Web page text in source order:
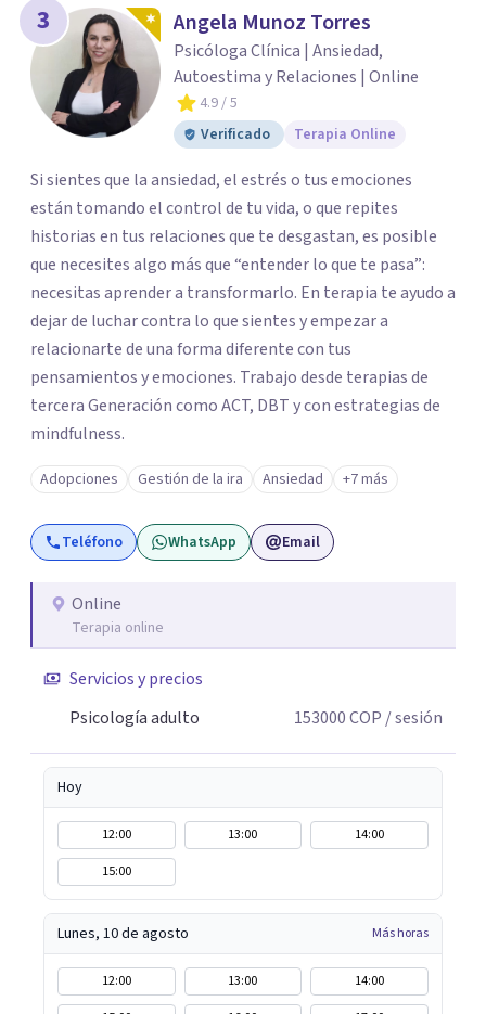
3 Angela Munoz Torres
Psicóloga Clínica | Ansiedad,
Autoestima y Relaciones | Online
4.9/ 5
Verificado
Terapia Online
Si sientes que la ansiedad, el estrés o tus emociones
están tomando el control de tu vida, o que repites
historias en tus relaciones que te desgastan, es posible
que necesites algo más que “entender lo que te pasa”:
necesitas aprender a transformarlo. En terapia te ayudo a
dejar de luchar contra lo que sientes y empezar a
relacionarte de una forma diferente con tus
pensamientos y emociones. Trabajo desde terapias de
tercera Generación como ACT, DBT y con estrategias de
mindfulness.
Adopciones Gestión de la ira Ansiedad +7 más
Teléfono WhatsApp Email
Online
Terapia online
Servicios y precios
Psicología adulto
153000COP / sesión
Hoy
12:00 13:00
14:00
15:00
Lunes, 10 de agosto Más horas
12:00 13:00
14:00